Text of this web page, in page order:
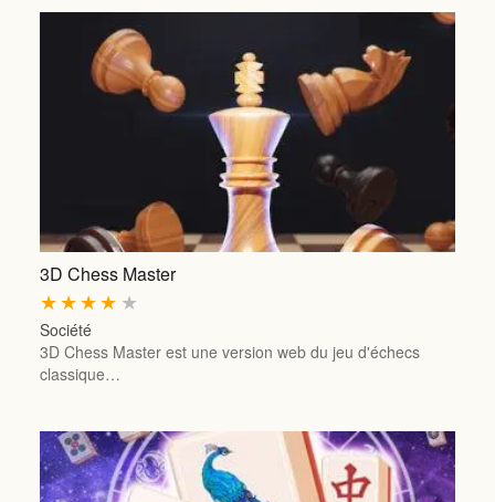
3D Chess Master
★
★
★
★
★
Société
3D Chess Master est une version web du jeu d'échecs
classique…